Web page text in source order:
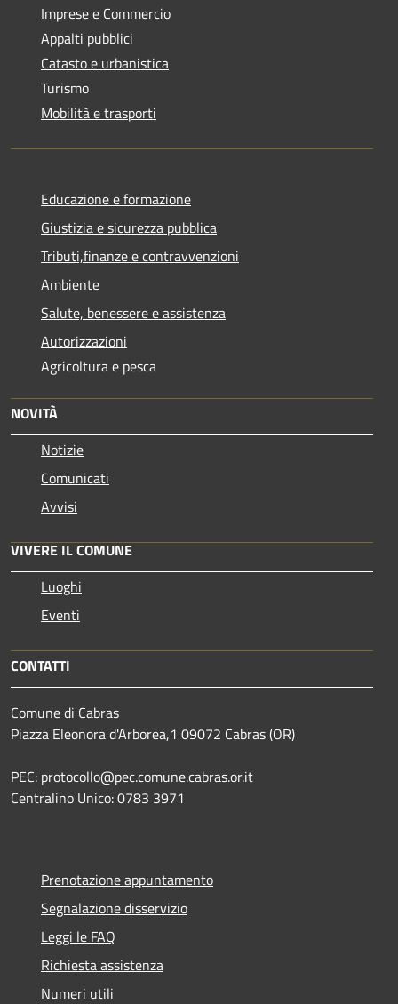
Imprese e Commercio
Appalti pubblici
Catasto e urbanistica
Turismo
Mobilità e trasporti
Educazione e formazione
Giustizia e sicurezza pubblica
Tributi,finanze e contravvenzioni
Ambiente
Salute, benessere e assistenza
Autorizzazioni
Agricoltura e pesca
NOVITÀ
Notizie
Comunicati
Avvisi
VIVERE IL COMUNE
Luoghi
Eventi
CONTATTI
Comune di Cabras
Piazza Eleonora d'Arborea,1 09072 Cabras (OR)
PEC: protocollo@pec.comune.cabras.or.it
Centralino Unico: 0783 3971
Prenotazione appuntamento
Segnalazione disservizio
Leggi le FAQ
Richiesta assistenza
Numeri utili